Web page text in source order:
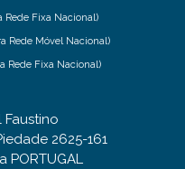
Rede Fixa Nacional)
Rede Móvel Nacional)
Rede Fixa Nacional)
Faustino
2625-161
PORTUGAL